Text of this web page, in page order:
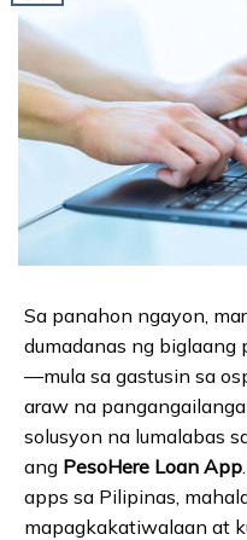
Sa panahon ngayon,
dumadanas ng
—mula sa gastusin sa
araw na
solusyon na lumalabas
ang PesoHere Loan App
apps sa Pilipinas,
mapagkakatiwalaan at